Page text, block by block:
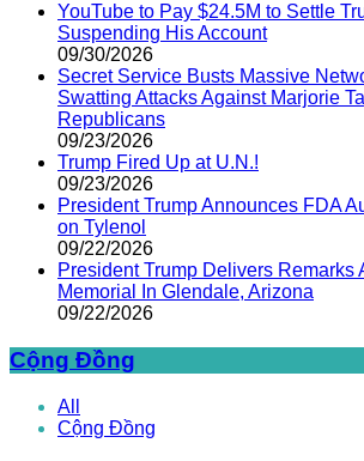
YouTube to Pay $24.5M to Settle
Suspending His Account
09/30/2026
Secret Service Busts Massive
Swatting Attacks Against Marjorie
Republicans
09/23/2026
Trump Fired Up at U.N.!
09/23/2026
President Trump Announces FDA
on Tylenol
09/22/2026
President Trump Delivers Remarks
Memorial In Glendale, Arizona
09/22/2026
Cộng Đồng
All
Cộng Đồng